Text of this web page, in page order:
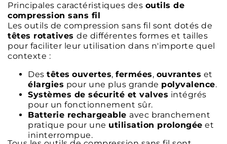
Principales caractéristiques des outils de
compression sans fil
Les outils de compression sans fil sont dotés de
têtes rotatives de différentes formes et tailles
pour faciliter leur utilisation dans n'importe quel
contexte :
Des têtes ouvertes, fermées, ouvrantes et
élargies pour une plus grande polyvalence.
Systèmes de sécurité et valves intégrés
pour un fonctionnement sûr.
Batterie rechargeable avec branchement
pratique pour une utilisation prolongée et
ininterrompue.